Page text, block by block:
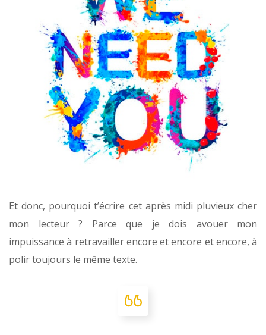
Et donc, pourquoi t’écrire cet après midi pluvieux cher
mon lecteur ? Parce que je dois avouer mon
impuissance à retravailler encore et encore et encore, à
polir toujours le même texte.